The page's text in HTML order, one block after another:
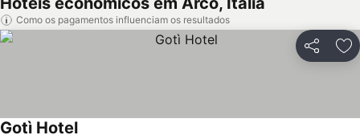
Como os pagamentos influenciam os resultados
Partilhar
Gotì Hotel